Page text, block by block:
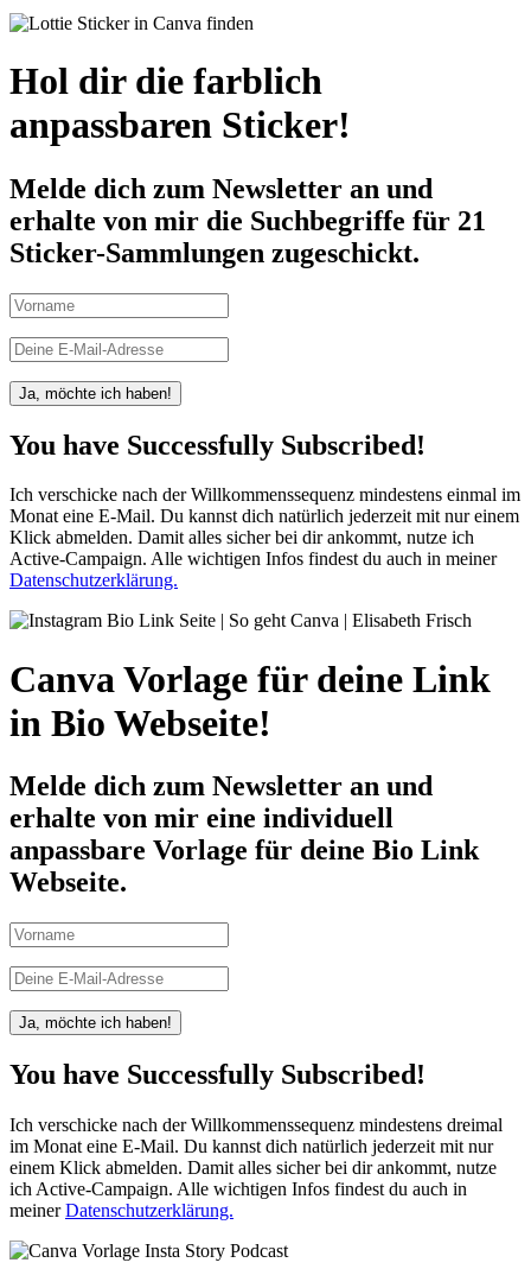
Hol dir die farblich
anpassbaren Sticker!
Melde dich zum Newsletter an und
erhalte von mir die Suchbegriffe für 21
Sticker-Sammlungen zugeschickt.
Ja, möchte ich haben!
You have Successfully Subscribed!
Ich verschicke nach der Willkommenssequenz mindestens einmal im
Monat eine E-Mail. Du kannst dich natürlich jederzeit mit nur einem
Klick abmelden. Damit alles sicher bei dir ankommt, nutze ich
Active-Campaign. Alle wichtigen Infos findest du auch in meiner
Datenschutzerklärung.
Canva Vorlage für deine Link
in Bio Webseite!
Melde dich zum Newsletter an und
erhalte von mir eine individuell
anpassbare Vorlage für deine Bio Link
Webseite.
Ja, möchte ich haben!
You have Successfully Subscribed!
Ich verschicke nach der Willkommenssequenz mindestens dreimal
im Monat eine E-Mail. Du kannst dich natürlich jederzeit mit nur
einem Klick abmelden. Damit alles sicher bei dir ankommt, nutze
ich Active-Campaign. Alle wichtigen Infos findest du auch in
meinerDatenschutzerklärung.